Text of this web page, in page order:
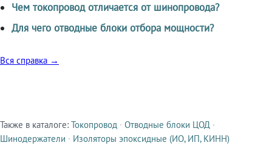
Чем токопровод отличается от шинопровода?
Для чего отводные блоки отбора мощности?
Вся справка →
Смежные продукты
Также в каталоге: Токопровод · Отводные блоки ЦОД ·
Шинодержатели · Изоляторы эпоксидные (ИО, ИП, КИНН)